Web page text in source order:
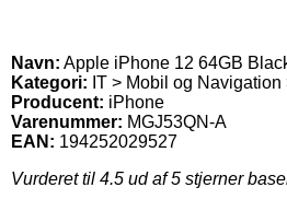
Navn: Apple iPhone 12 64GB
Kategori: IT > Mobil og
Producent: iPhone
Varenummer: MGJ53QN-A
EAN: 194252029527
Vurderet til 4.5 ud af 5 stjerner